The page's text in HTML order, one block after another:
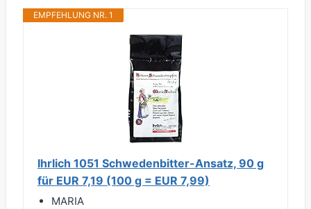
EMPFEHLUNG NR. 1
Ihrlich 1051 Schwedenbitter-Ansatz, 90 g
für EUR 7,19 (100 g = EUR 7,99)
MARIA